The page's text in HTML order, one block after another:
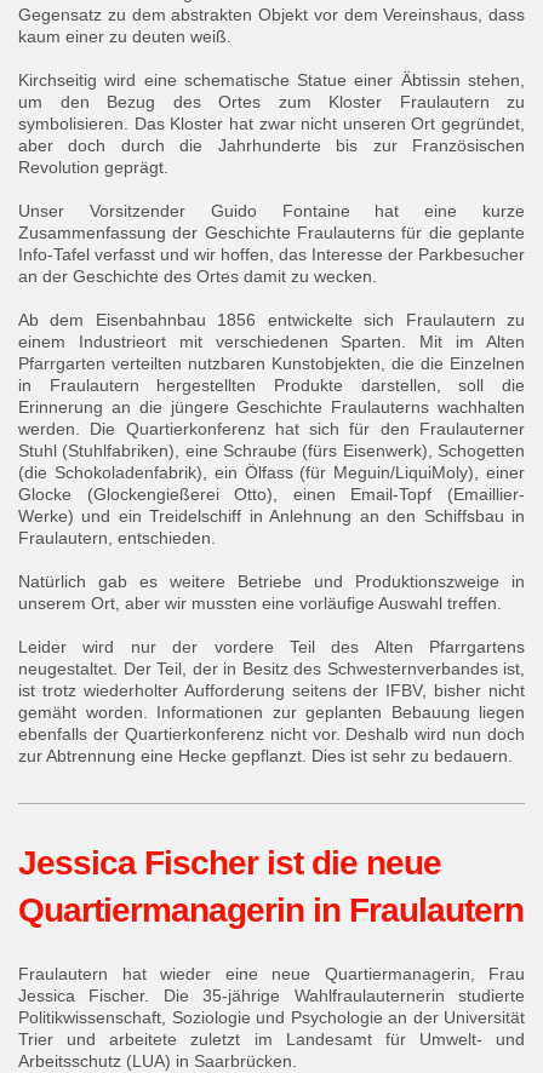
Gegensatz zu dem abstrakten Objekt vor dem Vereinshaus, dass
kaum einer zu deuten weiß.
Kirchseitig wird eine schematische Statue einer Äbtissin stehen,
um den Bezug des Ortes zum Kloster Fraulautern zu
symbolisieren. Das Kloster hat zwar nicht unseren Ort gegründet,
aber doch durch die Jahrhunderte bis zur Französischen
Revolution geprägt.
Unser Vorsitzender Guido Fontaine hat eine kurze
Zusammenfassung der Geschichte Fraulauterns für die geplante
Info-Tafel verfasst und wir hoffen, das Interesse der Parkbesucher
an der Geschichte des Ortes damit zu wecken.
Ab dem Eisenbahnbau 1856 entwickelte sich Fraulautern zu
einem Industrieort mit verschiedenen Sparten. Mit im Alten
Pfarrgarten verteilten nutzbaren Kunstobjekten, die die Einzelnen
in Fraulautern hergestellten Produkte darstellen, soll die
Erinnerung an die jüngere Geschichte Fraulauterns wachhalten
werden. Die Quartierkonferenz hat sich für den Fraulauterner
Stuhl (Stuhlfabriken), eine Schraube (fürs Eisenwerk), Schogetten
(die Schokoladenfabrik), ein Ölfass (für Meguin/LiquiMoly), einer
Glocke (Glockengießerei Otto), einen Email-Topf (Emaillier-
Werke) und ein Treidelschiff in Anlehnung an den Schiffsbau in
Fraulautern, entschieden.
Natürlich gab es weitere Betriebe und Produktionszweige in
unserem Ort, aber wir mussten eine vorläufige Auswahl treffen.
Leider wird nur der vordere Teil des Alten Pfarrgartens
neugestaltet. Der Teil, der in Besitz des Schwesternverbandes ist,
ist trotz wiederholter Aufforderung seitens der IFBV, bisher nicht
gemäht worden. Informationen zur geplanten Bebauung liegen
ebenfalls der Quartierkonferenz nicht vor. Deshalb wird nun doch
zur Abtrennung eine Hecke gepflanzt. Dies ist sehr zu bedauern.
Jessica Fischer ist die neue
Quartiermanagerin in Fraulautern
Fraulautern hat wieder eine neue Quartiermanagerin, Frau
Jessica Fischer. Die 35-jährige Wahlfraulauternerin studierte
Politikwissenschaft, Soziologie und Psychologie an der Universität
Trier und arbeitete zuletzt im Landesamt für Umwelt- und
Arbeitsschutz (LUA) in Saarbrücken.